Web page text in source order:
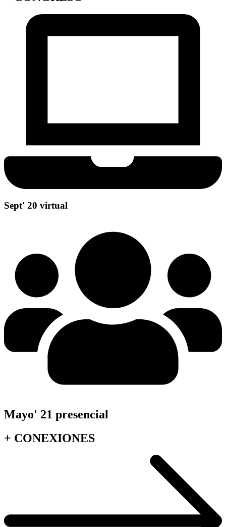
Sept' 20 virtual
Mayo' 21 presencial
+ CONEXIONES